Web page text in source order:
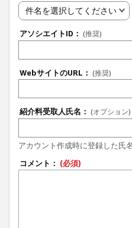
件名を選択してください
アソシエイトID： (推奨)
WebサイトのURL： (推奨)
紹介料受取人氏名： (オプション)
アカウント作成時に登録した氏名
コメント： (必須)